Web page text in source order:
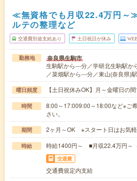
≪無資格でも月収22.4万円～
ルテの整理など
交通費別途支給あり 土日祝日が休み
勤務地 奈良県生駒市
生駒駅から---分／学研北生駒駅か
／菜畑駅から---分／東山(奈良県)
曜日頻度 【土日祝休みOK】月～金曜日の
時間
8:00～17:009:00～18:00など※ご
さい。
期間 2ヶ月～OK ※スタート日はお気軽
時給 時給1400円～ ■月収22.4万円～
交通費
交通費規定内支給